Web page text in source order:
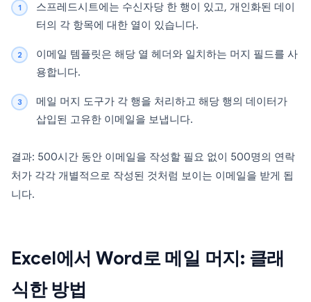
스프레드시트에는 수신자당 한 행이 있고, 개인화된 데이
터의 각 항목에 대한 열이 있습니다.
이메일 템플릿은 해당 열 헤더와 일치하는 머지 필드를 사
용합니다.
메일 머지 도구가 각 행을 처리하고 해당 행의 데이터가
삽입된 고유한 이메일을 보냅니다.
결과: 500시간 동안 이메일을 작성할 필요 없이 500명의 연락
처가 각각 개별적으로 작성된 것처럼 보이는 이메일을 받게 됩
니다.
Excel에서 Word로 메일 머지: 클래
식한 방법